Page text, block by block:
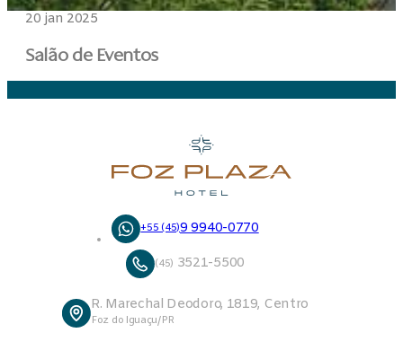
aberta!
Idioma do site
20 jan 2025
Salão de Eventos
+55 (45)9 9940-0770
(45) 3521-5500
R. Marechal Deodoro, 1819, Centro
Foz do Iguaçu/PR